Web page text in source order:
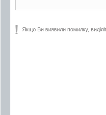
Якщо Ви виявили помилку,